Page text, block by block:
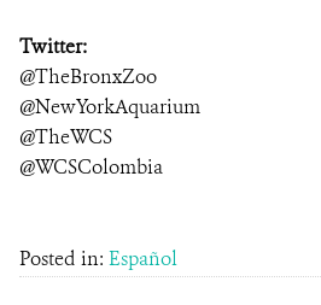
Twitter:
@TheBronxZoo
@NewYorkAquarium
@TheWCS
@WCSColombia
Posted in: Español